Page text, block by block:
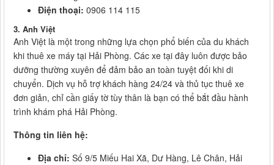
Điện thoại: 0906 114 115
3. Anh Việt
Anh Việt là một trong những lựa chọn phổ biến của du khách
khi thuê xe máy tại Hải Phòng. Các xe tại đây luôn được bảo
dưỡng thường xuyên để đảm bảo an toàn tuyệt đối khi di
chuyển. Dịch vụ hỗ trợ khách hàng 24/24 và thủ tục thuê xe
đơn giản, chỉ cần giấy tờ tùy thân là bạn có thể bắt đầu hành
trình khám phá Hải Phòng.
Thông tin liên hệ:
Địa chỉ: Số 9/5 Miếu Hai Xã, Dư Hàng, Lê Chân, Hải